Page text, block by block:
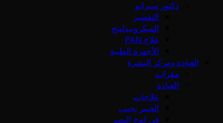
دكتور سيرانو
التقشير
الميكرونيدلينج
علاج PAN
الأجهزة الطبية
العيادة ومركز البشرة
مقرات
العيادة
علاجات
الخبير يجيب
في لمح البصر